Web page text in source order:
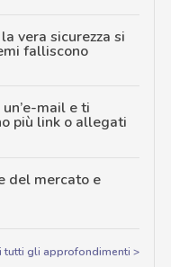
vera sicurezza si
falliscono
mail e ti
più link o allegati
del mercato e
tutti gli approfondimenti >